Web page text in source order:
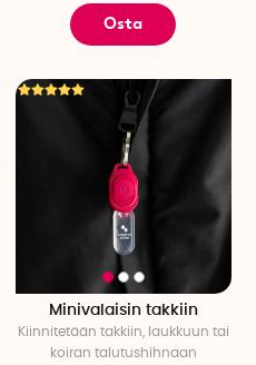
Osta
Minivalaisin takkiin
Kiinnitetään takkiin, laukkuun tai
koiran talutushihnaan